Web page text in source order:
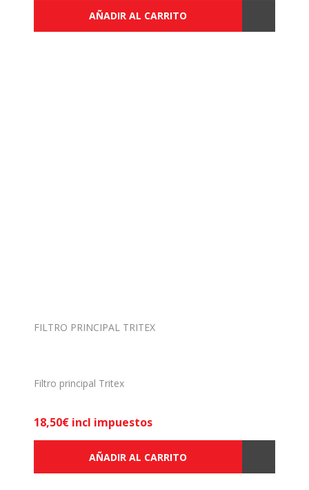
AÑADIR AL CARRITO
FILTRO PRINCIPAL TRITEX
Filtro principal Tritex
18,50€ incl impuestos
AÑADIR AL CARRITO